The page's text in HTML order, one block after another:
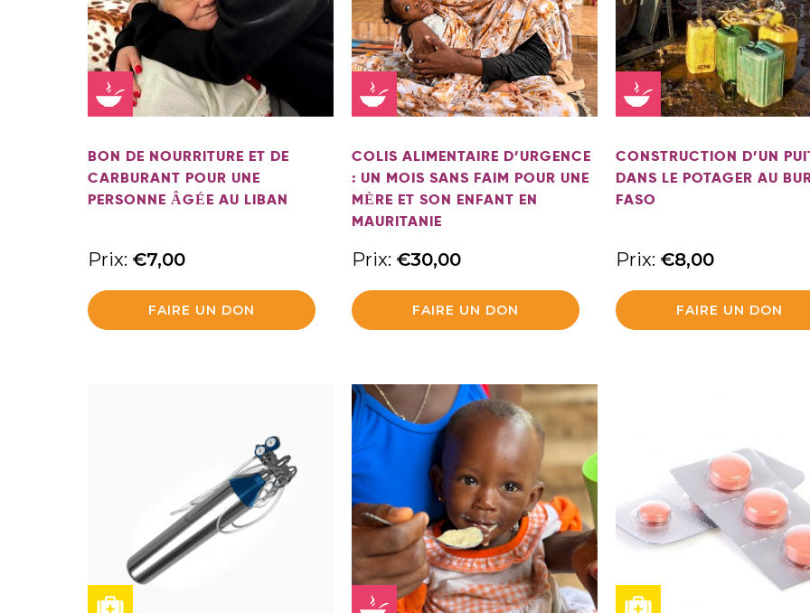
BON DE NOURRITURE ET DE
CARBURANT POUR UNE
PERSONNE ÂGÉE AU LIBAN
Prix: €7,00
FAIRE UN DON
COLIS ALIMENTAIRE D’URGENCE
: UN MOIS SANS FAIM POUR UNE
MÈRE ET SON ENFANT EN
MAURITANIE
Prix: €30,00
FAIRE UN DON
CONSTRUCTION D’UN
DANS LE POTAGER AU
FASO
Prix: €8,00
FAIRE UN DON